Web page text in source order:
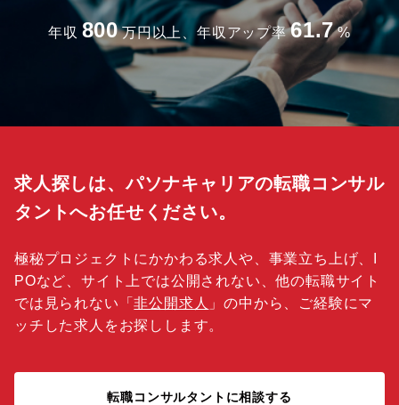
年収 800 万円以上、年収アップ率 61.7 %
求人探しは、パソナキャリアの転職コンサル
タントへお任せください。
極秘プロジェクトにかかわる求人や、事業立ち上げ、I
POなど、サイト上では公開されない、他の転職サイト
では見られない「非公開求人 」の中から、ご経験にマ
ッチした求人をお探しします。
転職コンサルタントに相談する